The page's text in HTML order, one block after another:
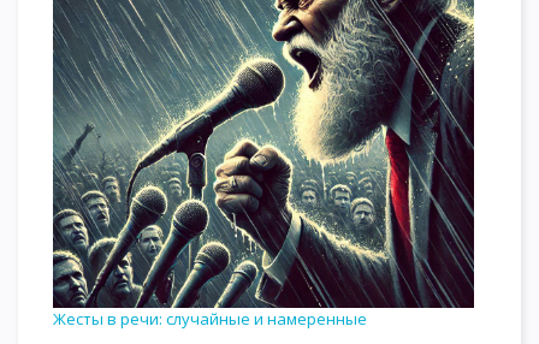
Жесты в речи: случайные и намеренные